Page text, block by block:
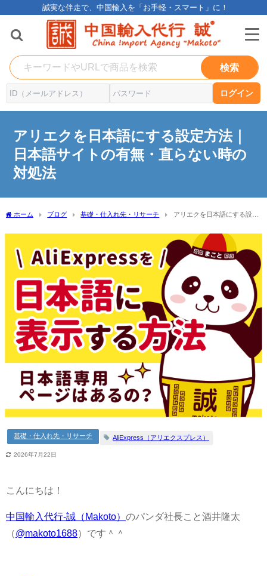
誠実な伴走で、中国輸入を「お手軽・スマート」に！
検索
ログイン
アリエクを日本語にする設定方法｜
日本語サイトの有無・直らない時の
対処法
ホーム ブログ 基礎・仕入れ先・リサーチ
アリエクを日本語にする設定
基礎・仕入れ先・リサーチ AliExpress（アリエクスプレス）
2026年7月22日
こんにちは！
中国輸入代行-誠（Makoto） のパンダ社長こと酒井隆太
（@makoto1688）です＾＾